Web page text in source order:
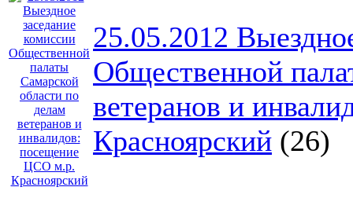
25.05.2012
Общественной
ветеранов и
Красноярский (26)